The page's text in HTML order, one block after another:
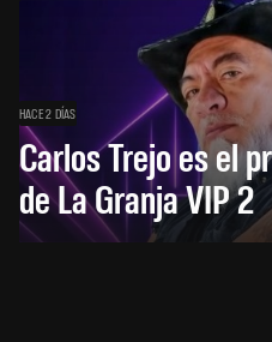
HACE 2 DÍAS
Carlos Trejo es el
de La Granja VIP 2